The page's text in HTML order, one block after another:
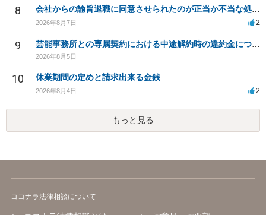
8 会社からの諭旨退職に同意させられたのが正当か不当な処分かどうか教えてほしい
2026年8月7日 2
9 芸能事務所との専属契約における中途解約時の違約金について相談したいです
2026年8月5日
10 休業期間の定めと請求出来る金銭
2026年8月4日 2
もっと見る
ココナラ法律相談について